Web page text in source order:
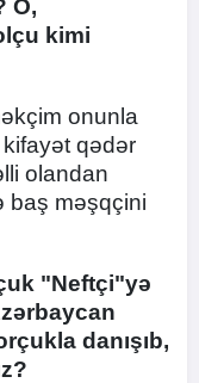
O,
kimi
onunla
qədər
olandan
baş məşqçini
"Neftçi"yə
danışıb,